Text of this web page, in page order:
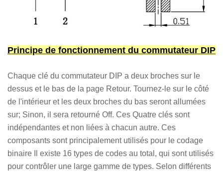
Principe de fonctionnement du commutateur DIP
Chaque clé du commutateur DIP a deux broches sur le
dessus et le bas de la page Retour. Tournez-le sur le côté
de l'intérieur et les deux broches du bas seront allumées
sur; Sinon, il sera retourné Off. Ces Quatre clés sont
indépendantes et non liées à chacun autre. Ces
composants sont principalement utilisés pour le codage
binaire Il existe 16 types de codes au total, qui sont utilisés
pour contrôler une large gamme de types. Selon différents